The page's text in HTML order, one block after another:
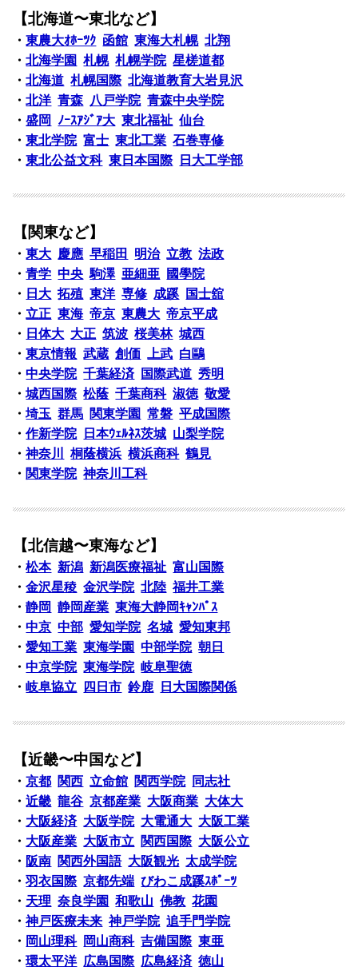
【北海道〜東北など】
・東農大ｵﾎｰﾂｸ 函館 東海大札幌 北翔
・北海学園 札幌 札幌学院 星槎道都
・北海道 札幌国際 北海道教育大岩見沢
・北洋 青森 八戸学院 青森中央学院
・盛岡 ﾉｰｽｱｼﾞｱ大 東北福祉 仙台
・東北学院 富士 東北工業 石巻専修
・東北公益文科 東日本国際 日大工学部
【関東など】
・東大 慶應 早稲田 明治 立教 法政
・青学 中央 駒澤 亜細亜
國學院
・ 日大 拓殖 東洋 専修 成蹊
国士舘
・ 立正 東海 帝京 東農大 帝京平成
・ 日体大 大正 筑波 桜美林 城西
・東京情報 武蔵 創価 上武 白鷗
・中央学院 千葉経済 国際武道 秀明
・城西国際 松蔭 千葉商科 淑徳 敬愛
・埼玉 群馬 関東学園 常磐 平成国際
・作新学院 日本ｳｪﾙﾈｽ茨城 山梨学院
・神奈川 桐蔭横浜 横浜商科 鶴見
・ 関東学院 神奈川工科
【北信越〜東海など】
・松本 新潟 新潟医療福祉 富山国際
・金沢星稜 金沢学院 北陸 福井工業
・静岡 静岡産業 東海大静岡ｷｬﾝﾊﾟｽ
・中京 中部 愛知学院 名城 愛知東邦
・愛知工業 東海学園 中部学院 朝日
・中京学院 東海学院 岐阜聖徳
・岐阜協立 四日市 鈴鹿 日大国際関係
【近畿〜中国など】
・京都 関西 立命館 関西学院
同志社
・近畿 龍谷 京都産業 大阪商業 大体大
・ 大阪経済 大阪学院 大電通大 大阪工業
・ 大阪産業 大阪市立 関西国際 大阪公立
・ 阪南 関西外国語 大阪観光 太成学院
・羽衣国際 京都先端 びわこ成蹊ｽﾎﾟｰﾂ
・ 天理 奈良学園 和歌山 佛教 花園
・神戸医療未来 神戸学院 追手門学院
・ 岡山理科 岡山商科 吉備国際 東亜
・環太平洋 広島国際 広島経済 徳山